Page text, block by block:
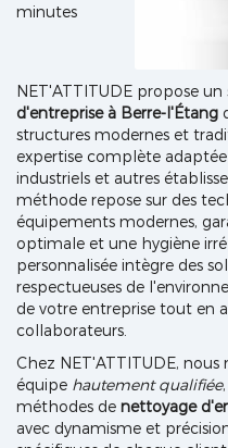
minutes
NET'ATTITUDE propose un
d'entreprise à Berre-l'Étang
structures modernes et
expertise complète
industriels et autres
méthode repose sur des
équipements modernes,
optimale et une hygiène
personnalisée intègre des
respectueuses de
de votre entreprise tout en
collaborateurs.
Chez NET'ATTITUDE,
équipe hautement qualifiée
méthodes de nettoyage
avec dynamisme et